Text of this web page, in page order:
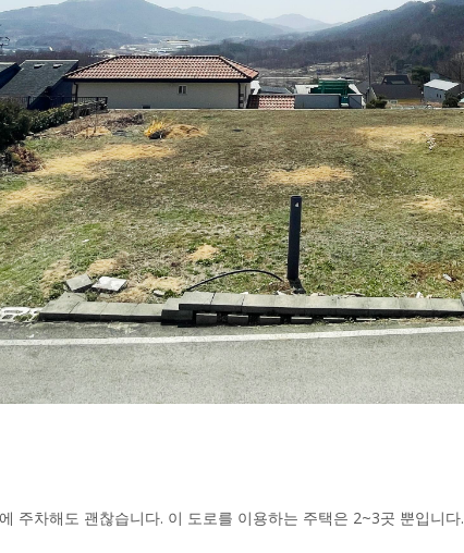
주차해도 괜찮습니다. 이 도로를 이용하는 주택은 2~3곳 뿐입니다.